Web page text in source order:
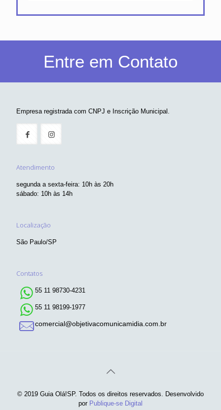
Entre em Contato
Empresa registrada com CNPJ e Inscrição Municipal.
Atendimento
segunda a sexta-feira: 10h às 20h
sábado: 10h às 14h
Localização
São Paulo/SP
Contatos
55 11 98730-4231
55 11 98199-1977
comercial@objetivacomunicamidia.com.br
© 2019 Guia Olá!SP. Todos os direitos reservados. Desenvolvido
por Publique-se Digital